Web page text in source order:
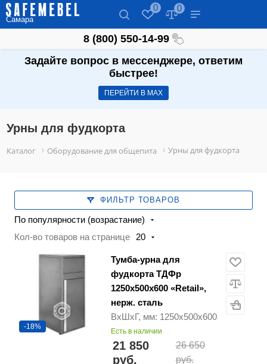
Самара
0 0
8 (800) 550-14-99
Задайте вопрос в мессенджере, ответим
быстрее!
ПЕРЕЙТИ В МАХ
Урны для фудкорта
Каталог Оборудование для общепита Урны для фудкорта
ФИЛЬТР ТОВАРОВ
По популярности (возрастание)
Кол-во товаров на странице
20
-18%
Тумба-урна для
фудкорта ТДФр
1250х500х600 «Retail»,
нерж. сталь
ВхШхГ, мм: 1250х500х600
Есть в наличии
21 850
руб.
26 650
руб.